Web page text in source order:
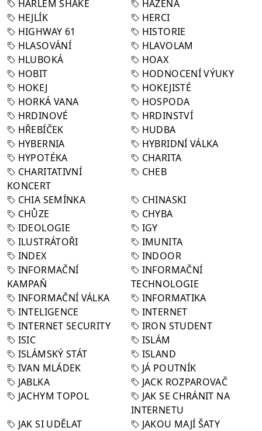
HARLEM SHAKE
HÁZENÁ
HEJLÍK
HERCI
HIGHWAY 61
HISTORIE
HLASOVÁNÍ
HLAVOLAM
HLUBOKÁ
HOAX
HOBIT
HODNOCENÍ VÝUKY
HOKEJ
HOKEJISTÉ
HORKÁ VANA
HOSPODA
HRDINOVÉ
HRDINSTVÍ
HŘEBÍČEK
HUDBA
HYBERNIA
HYBRIDNÍ VÁLKA
HYPOTÉKA
CHARITA
CHARITATIVNÍ
KONCERT
CHEB
CHIA SEMÍNKA
CHINASKI
CHŮZE
CHYBA
IDEOLOGIE
IGY
ILUSTRÁTOŘI
IMUNITA
INDEX
INDOOR
INFORMAČNÍ
KAMPAŇ
INFORMAČNÍ
TECHNOLOGIE
INFORMAČNÍ VÁLKA
INFORMATIKA
INTELIGENCE
INTERNET
INTERNET SECURITY
IRON STUDENT
ISIC
ISLÁM
ISLÁMSKÝ STÁT
ISLAND
IVAN MLÁDEK
JÁ POUTNÍK
JABLKA
JACK ROZPAROVAČ
JACHYM TOPOL
JAK SE CHRÁNIT NA
INTERNETU
JAK SI UDĚLAT
JAKOU MAJÍ ŠATY